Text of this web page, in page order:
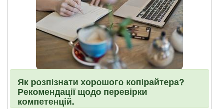
Як розпізнати хорошого копірайтера?
Рекомендації щодо перевірки
компетенцій.